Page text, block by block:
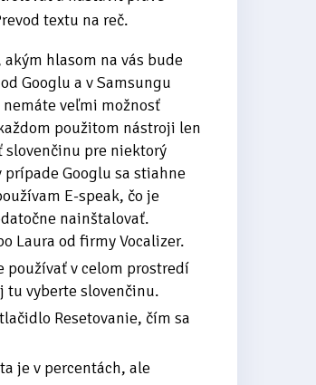
textu na reč.
hlasom na vás bude
Googlu a v Samsungu
veľmi možnosť
použitom nástroji len
slovenčinu pre niektorý
Googlu sa stiahne
E-speak, čo je
nainštalovať.
Laura od firmy Vocalizer.
v celom prostredí
tu vyberte slovenčinu.
Resetovanie, čím sa
je v percentách, ale